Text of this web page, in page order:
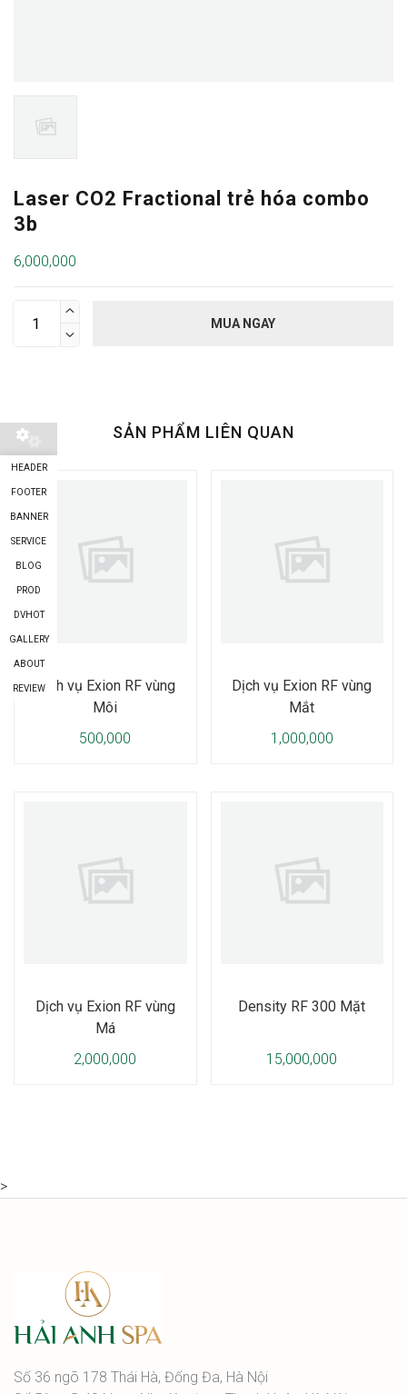
Laser CO2 Fractional trẻ hóa combo
3b
6,000,000


MUA NGAY
SẢN PHẨM LIÊN QUAN
Dịch vụ Exion RF vùng
Môi
500,000
Dịch vụ Exion RF vùng
Mắt
1,000,000
Dịch vụ Exion RF vùng
Má
2,000,000
Density RF 300 Mặt
15,000,000
>
Số 36 ngõ 178 Thái Hà, Đống Đa, Hà Nội
HEADER
FOOTER
BANNER
SERVICE
BLOG
PROD
DVHOT
GALLERY
ABOUT
REVIEW